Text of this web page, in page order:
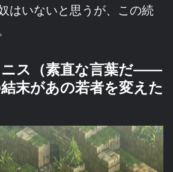
はいないと思うが、この続
ス（素直な言葉だ――
末があの若者を変えた